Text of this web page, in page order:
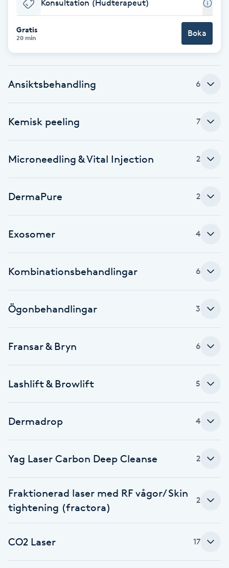
Extensions
Eyeliner-tatuering
F
Faceliftmassage
Fettreducering
Fillers
Fotsvamp
Fransar
Fransfärgning
Fransförlängning
Fransförlängning Megavolym
Konsultation (Hudterapeut)
Gratis
20 min Boka
Ansiktsbehandling 6
Kemisk peeling 7
Microneedling & Vital Injection 2
DermaPure 2
Exosomer 4
Kombinationsbehandlingar 6
Ögonbehandlingar 3
Fransar & Bryn 6
Lashlift & Browlift 5
Dermadrop 4
Yag Laser Carbon Deep Cleanse 2
Fraktionerad laser med RF vågor/ Skin
tightening (fractora)
2
CO2 Laser 17